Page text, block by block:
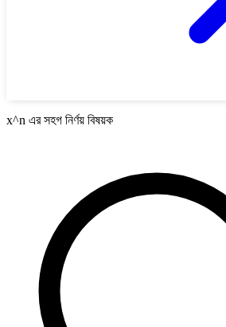
x^n এর সহগ নির্ণয় বিষয়ক